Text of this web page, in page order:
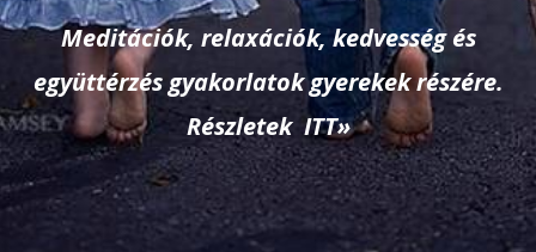
Meditációk, relaxációk, kedvesség és
együttérzés gyakorlatok gyerekek részére.
Részletek ITT»